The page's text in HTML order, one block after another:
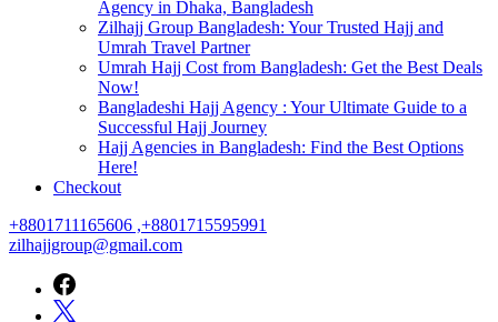
Agency in Dhaka, Bangladesh
Zilhajj Group Bangladesh: Your Trusted Hajj and
Umrah Travel Partner
Umrah Hajj Cost from Bangladesh: Get the Best Deals
Now!
Bangladeshi Hajj Agency : Your Ultimate Guide to a
Successful Hajj Journey
Hajj Agencies in Bangladesh: Find the Best Options
Here!
Checkout
+8801711165606 ,+8801715595991
zilhajjgroup@gmail.com